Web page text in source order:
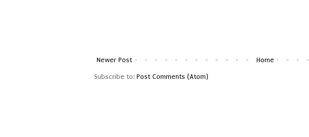
Newer Post Home
Subscribe to: Post Comments (Atom)